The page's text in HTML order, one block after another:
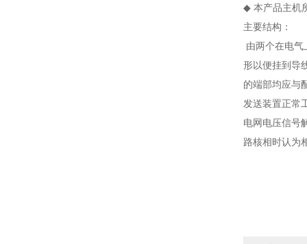
◆ 本产品主机
主要结构：
由两个在电
形以便挂到导
的端部均应与
发送装置正常
电网电压信号
路核相时认为